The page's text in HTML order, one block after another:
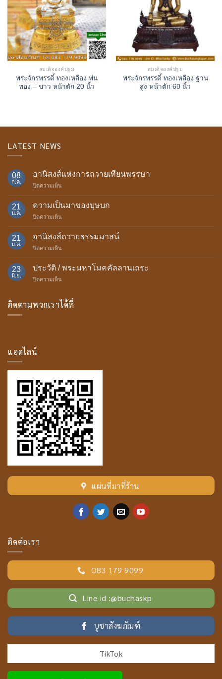
สมเด็จองค์ปฐม
พระจักรพรรดิ์ ทองเหลือง พ่น
ทอง – ขาว หน้าตัก 20 นิ้ว
สมเด็จองค์ปฐม
พระจักรพรรดิ์ ทองเหลือง ฐาน
สูง หน้าตัก 60 นิ้ว
LATEST NEWS
08
ก.ค.
อานิสงส์แห่งการถวายเทียนพรรษา
ปิดความเห็น
ถวาย
พรรษา
21
ม.ค.
ความเป็นมาของบุษบก
ปิดความเห็น
ของ
21
ม.ค.
อานิสงส์ถวายธรรมมาสน์
ปิดความเห็น
ถวาย
มา
23
มิ.ย.
ประวัติ / พระมหาโมคคัลลานเถระ
ปิดความเห็น
พระ
ติดตามพวกเราได้ที่
แอดไลน์
แผ่นที่มาที่ร้าน
ติดต่อเรา
O83 179 9099
Line id :@buchaskp
บูชาสังฆภัณฑ์
TikTok